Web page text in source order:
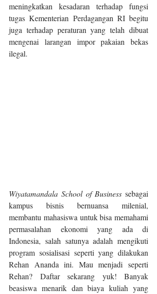
meningkatkan kesadaran terhadap fungsi
tugas Kementerian Perdagangan RI begitu
juga terhadap peraturan yang telah dibuat
mengenai larangan impor pakaian bekas
ilegal.
Wiyatamandala School of Business sebagai
kampus bisnis bernuansa milenial,
membantu mahasiswa untuk bisa memahami
permasalahan ekonomi yang ada di
Indonesia, salah satunya adalah mengikuti
program sosialisasi seperti yang dilakukan
Rehan Ananda ini. Mau menjadi seperti
Rehan? Daftar sekarang yuk! Banyak
beasiswa menarik dan biaya kuliah yang